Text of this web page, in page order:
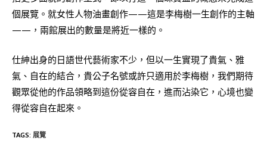
個展覽。就女性人物油畫創作——這是李梅樹一生創作的主軸
——，兩館展出的數量是將近一樣的。
仕紳出身的日語世代藝術家不少，但以一生實現了貴氣、雅
氣、自在的結合，貴公子名號或許只適用於李梅樹，我們期待
觀眾從他的作品領略到這份從容自在，進而沾染它，心境也變
得從容自在起來。
TAGS: 展覽